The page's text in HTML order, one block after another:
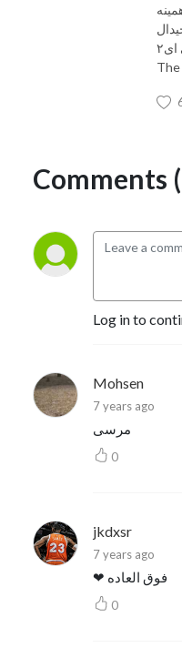
The
Comments
Log in to
Mohsen
7 years ago
مرسی
0
jkdxsr
7 years ago
❤ فوق العاده
0